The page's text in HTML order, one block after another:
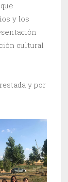
y los
cultural
y por